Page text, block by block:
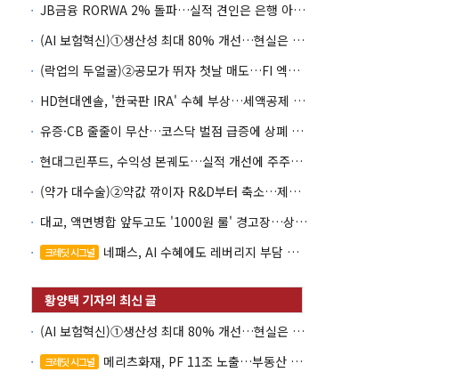
JB금융 RORWA 2% 돌파…실적 견인은 은행 아닌 캐피탈
(AI 보험혁신)①생산성 최대 80% 개선…현실은 '실행 격차'
(락업의 두얼굴)②공모가 뛰자 첫날 매도…FI 엑시트 전략 갈렸다
HD현대엔솔, '한국판 IRA' 수혜 부상…세액공제 선택이 변수
유증·CB 줄줄이 무산…코스닥 벌점 급증에 상폐 압박
현대그린푸드, 수익성 본궤도…실적 개선에 주주환원까지
(약가 대수술)②약값 깎이자 R&D부터 축소…제약업계 비상경영 돌입
대교, 액면병합 앞두고도 '1000원 룰' 경고장…상장유지 시험대
크레딧 시그널 네패스, AI 수혜에도 레버리지 부담 여전
(AI 보험혁신)①생산성 최대 80% 개선…현실은 '실행 격차'
크레딧 시그널 메리츠화재, PF 11조 노출…부동산 사업성 저하 우려